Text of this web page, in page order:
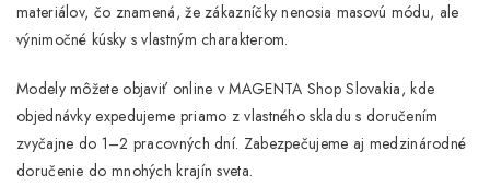
materiálov, čo znamená, že zákazníčky nenosia masovú módu, ale
výnimočné kúsky s vlastným charakterom.
Modely môžete objaviť online vMAGENTA Shop Slovakia, kde
objednávky expedujeme priamo z vlastného skladu s doručením
zvyčajne do 1–2 pracovných dní. Zabezpečujeme aj medzinárodné
doručenie do mnohých krajín sveta.